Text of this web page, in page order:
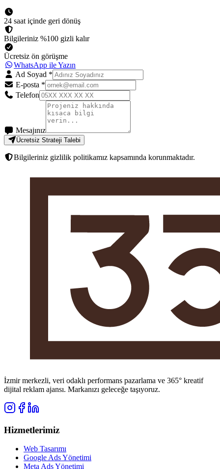
24 saat içinde geri dönüş
Bilgileriniz %100 gizli kalır
Ücretsiz ön görüşme
WhatsApp ile Yazın
Ad Soyad *
E-posta *
Telefon
Mesajınız
Ücretsiz Strateji Talebi
Bilgileriniz gizlilik politikamız kapsamında korunmaktadır.
İzmir merkezli, veri odaklı performans pazarlama ve 365° kreatif
dijital reklam ajansı. Markanızı geleceğe taşıyoruz.
Hizmetlerimiz
Web Tasarımı
Google Ads Yönetimi
Meta Ads Yönetimi